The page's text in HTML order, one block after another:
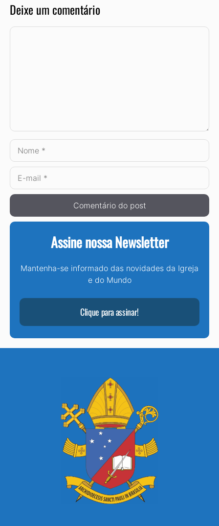
Deixe um comentário
Comentário
Nome
E-
mail
Assine nossa Newsletter
Mantenha-se informado das novidades da Igreja
e do Mundo
Clique para assinar!